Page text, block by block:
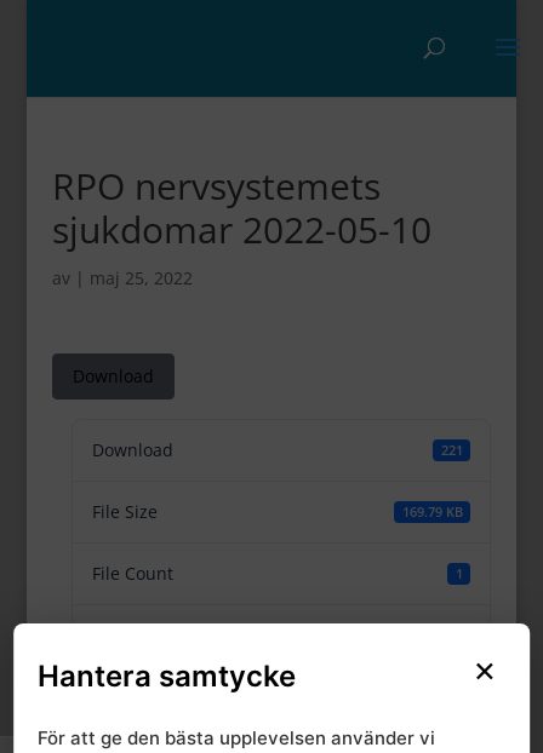
RPO nervsystemets
sjukdomar 2022-05-10
av | maj 25, 2022
Download
Download 221
File Size 169.79 KB
File Count 1
×
Hantera samtycke
För att ge den bästa upplevelsen använder vi